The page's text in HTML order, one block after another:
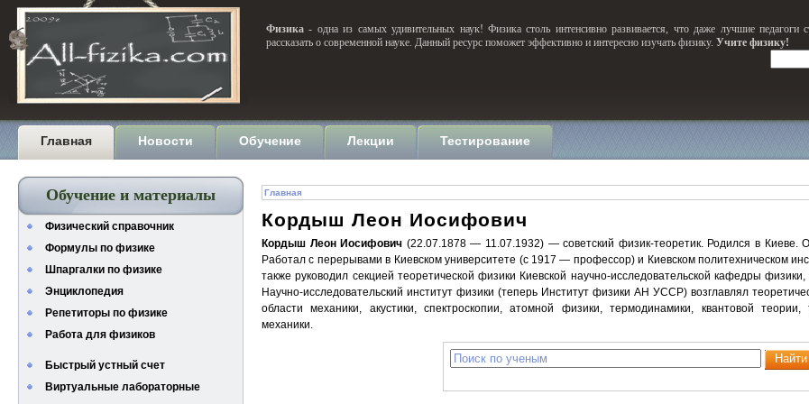
Физика - одна из самых удивительных наук! Физика столь интенсивно развивается, что даже лучшие
рассказать о современной науке. Данный ресурс поможет эффективно и интересно изучать физику. Учите физику!
Главная Новости Обучение Лекции Тестирование
Обучение и материалы
Физический справочник
Формулы по физике
Шпаргалки по физике
Энциклопедия
Репетиторы по физике
Работа для физиков
Быстрый устный счет
Виртуальные лабораторные
Главная
Кордыш Леон Иосифович
Кордыш Леон Иосифович (22.07.1878 — 11.07.1932) — советский физик-теоретик. Родился в Киеве.
Работал с перерывами в Киевском университете (с 1917 — профессор) и Киевском политехническом
также руководил секцией теоретической физики Киевской научно-исследовательской кафедры
Научно-исследовательский институт физики (теперь Институт физики АН УССР) возглавлял
области механики, акустики, спектроскопии, атомной физики, термодинамики, квантовой теории,
механики.